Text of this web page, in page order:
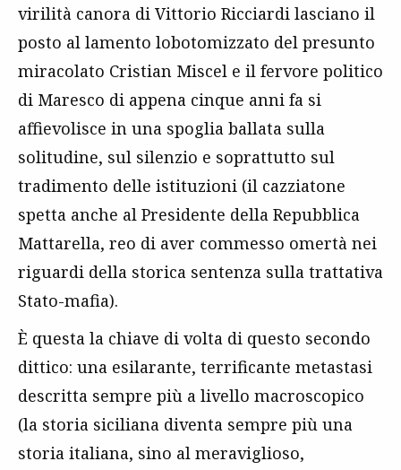
virilità canora di Vittorio Ricciardi lasciano il
posto al lamento lobotomizzato del presunto
miracolato Cristian Miscel e il fervore politico
di Maresco di appena cinque anni fa si
affievolisce in una spoglia ballata sulla
solitudine, sul silenzio e soprattutto sul
tradimento delle istituzioni (il cazziatone
spetta anche al Presidente della Repubblica
Mattarella, reo di aver commesso omertà nei
riguardi della storica sentenza sulla trattativa
Stato-mafia).
È questa la chiave di volta di questo secondo
dittico: una esilarante, terrificante metastasi
descritta sempre più a livello macroscopico
(la storia siciliana diventa sempre più una
storia italiana, sino al meraviglioso,